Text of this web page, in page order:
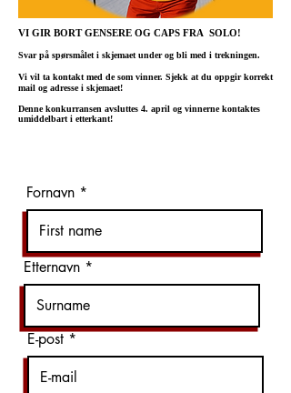
VI GIR BORT GENSERE OG CAPS FRA SOLO!
Svar på spørsmålet i skjemaet under og bli med i trekningen.
Vi vil ta kontakt med de som vinner. Sjekk at du oppgir korrekt
mail og adresse i skjemaet!
Denne konkurransen avsluttes 4. april og vinnerne kontaktes
umiddelbart i etterkant!
Fornavn
Etternavn
E-post